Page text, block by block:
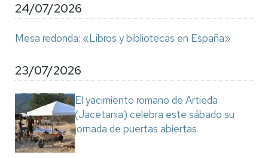
24/07/2026
Mesa redonda: «Libros y bibliotecas en España»
23/07/2026
El yacimiento romano de Artieda
(Jacetania) celebra este sábado su
jornada de puertas abiertas